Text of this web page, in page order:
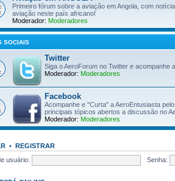
Primeiro fórum sobre a aviação em Angola, com
aviação neste país africano!
Moderador: Moderadores
SOCIAIS
Twitter
Siga o AeroForum no Twitter e
Moderador: Moderadores
Facebook
Acompanhe e "Curta" a AeroEntusiasta
principais tópicos abertos a discussão no
Moderador: Moderadores
• REGISTRAR
usuário:
Senha: